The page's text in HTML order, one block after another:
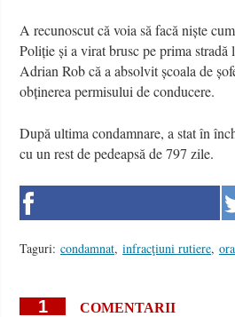
A recunoscut că voia să facă niște
Poliție și a virat brusc pe prima
Adrian Rob că a absolvit școala de
obținerea permisului de conducere.
După ultima condamnare, a stat în
cu un rest de pedeapsă de 797 zile.
Taguri: condamnat, infracţiuni rutiere,
1 COMENTARII